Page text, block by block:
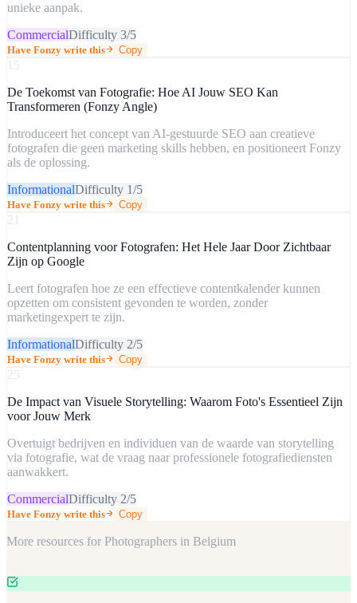
unieke aanpak.
CommercialDifficulty 3/5
Have Fonzy write this Copy
15
De Toekomst van Fotografie: Hoe AI Jouw SEO Kan
Transformeren (Fonzy Angle)
Introduceert het concept van AI-gestuurde SEO aan creatieve
fotografen die geen marketing skills hebben, en positioneert Fonzy
als de oplossing.
InformationalDifficulty 1/5
Have Fonzy write this Copy
21
Contentplanning voor Fotografen: Het Hele Jaar Door Zichtbaar
Zijn op Google
Leert fotografen hoe ze een effectieve contentkalender kunnen
opzetten om consistent gevonden te worden, zonder
marketingexpert te zijn.
InformationalDifficulty 2/5
Have Fonzy write this Copy
25
De Impact van Visuele Storytelling: Waarom Foto's Essentieel Zijn
voor Jouw Merk
Overtuigt bedrijven en individuen van de waarde van storytelling
via fotografie, wat de vraag naar professionele fotografiediensten
aanwakkert.
CommercialDifficulty 2/5
Have Fonzy write this Copy
More resources for Photographers in Belgium